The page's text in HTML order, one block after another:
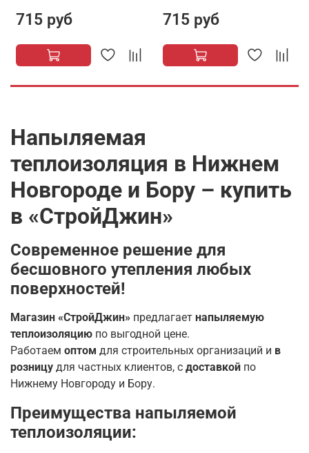
715 руб 715 руб
Напыляемая
теплоизоляция в Нижнем
Новгороде и Бору – купить
в «СтройДжин»
Современное решение для
бесшовного утепления любых
поверхностей!
Магазин «СтройДжин» предлагает напыляемую
теплоизоляцию по выгодной цене.
Работаем оптом для строительных организаций и в
розницу для частных клиентов, с доставкой по
Нижнему Новгороду и Бору.
Преимущества напыляемой
теплоизоляции: